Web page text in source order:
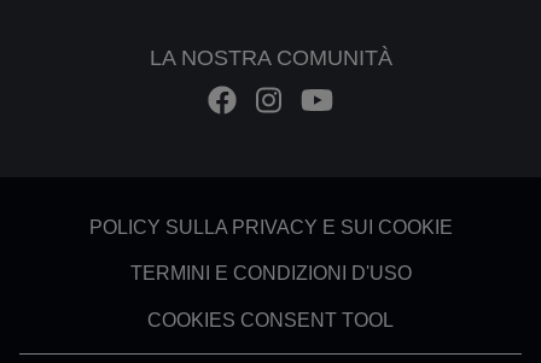
LA NOSTRA COMUNITÀ
Footer - Subfooter
POLICY SULLA PRIVACY E SUI COOKIE
TERMINI E CONDIZIONI D'USO
COOKIES CONSENT TOOL